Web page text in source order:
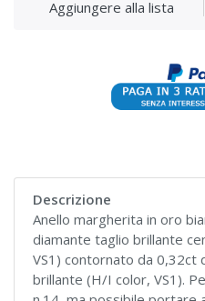
Aggiungere alla lista
Descrizione
Anello margherita in oro
diamante taglio brillante
VS1) contornato da 0,32ct
brillante (H/I color, VS1).